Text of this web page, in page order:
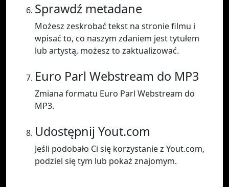
Sprawdź metadane
Możesz zeskrobać tekst na stronie filmu i
wpisać to, co naszym zdaniem jest tytułem
lub artystą, możesz to zaktualizować.
Euro Parl Webstream do MP3
Zmiana formatu Euro Parl Webstream do
MP3.
Udostępnij Yout.com
Jeśli podobało Ci się korzystanie z Yout.com,
podziel się tym lub pokaż znajomym.